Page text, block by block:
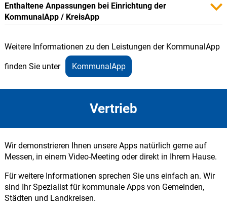
Enthaltene Anpassungen bei Einrichtung der
KommunalApp / KreisApp
Weitere Informationen zu den Leistungen der KommunalApp
finden Sie unter KommunalApp
Vertrieb
Wir demonstrieren Ihnen unsere Apps natürlich gerne auf
Messen, in einem Video-Meeting oder direkt in Ihrem Hause.
Für weitere Informationen sprechen Sie uns einfach an. Wir
sind Ihr Spezialist für kommunale Apps von Gemeinden,
Städten und Landkreisen.